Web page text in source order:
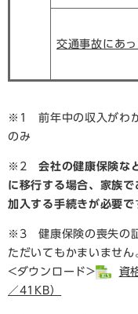
交通事故にあ
※1 前年中の収入がわ
のみ
※2会社の健康保険な
に移行する場合、家族
加入する手続きが必要で
※3 健康保険の喪失の
ただいてもかまいません
<ダウンロード>
資
／41KB）